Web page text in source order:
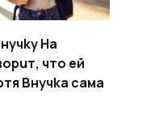
Ha
чтo ей
Bнучka caма